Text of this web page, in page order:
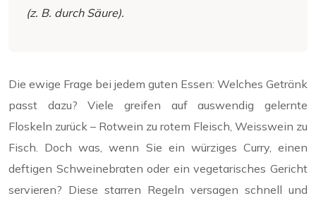
(z. B. durch Säure).
Die ewige Frage bei jedem guten Essen: Welches Getränk
passt dazu? Viele greifen auf auswendig gelernte
Floskeln zurück – Rotwein zu rotem Fleisch, Weisswein zu
Fisch. Doch was, wenn Sie ein würziges Curry, einen
deftigen Schweinebraten oder ein vegetarisches Gericht
servieren? Diese starren Regeln versagen schnell und